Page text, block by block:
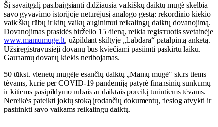
Šį savaitgalį pasibaigsianti didžiausia vaikiškų daiktų mugė skelbia
savo gyvavimo istorijoje neturėjusį analogo gestą: rekordinio kiekio
vaikiškų rūbų ir kitų vaikų auginimui reikalingų daiktų dovanojimą.
Dovanojimas prasidės birželio 15 dieną, reikia registruotis svetainėje
www.mamumuge.lt, užpildant skiltyje „Labdara“ patalpintą anketą.
Užsiregistravusieji dovanų bus kviečiami pasiimti paskirtu laiku.
Gaunamų dovanų kiekis neribojamas.
50 tūkst. vienetų mugėje esančių daiktų „Mamų mugė“ skirs tiems
tėvams, kurie per COVID-19 pandemiją patyrė finansinių sunkumų
ir kitiems pasipildymo rūbais ar daiktais poreikį turintiems tėvams.
Nereikės pateikti jokių stoką įrodančių dokumentų, tiesiog atvykti ir
pasirinkti savo vaikams reikalingų daiktų.